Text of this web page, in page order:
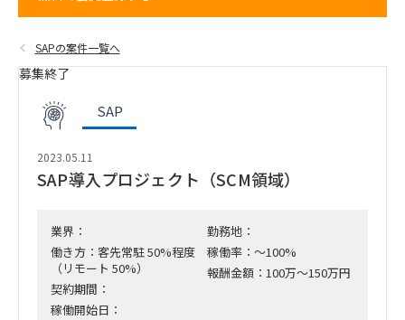
SAPの案件一覧へ
募集終了
SAP
2023.05.11
SAP導入プロジェクト（SCM領域）
業界：
働き方：客先常駐 50%程度
（リモート 50%）
契約期間：
稼働開始日：
勤務地：
稼働率：～100%
報酬金額：100万～150万円